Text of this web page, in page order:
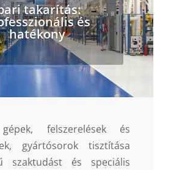
takarítás:
és
hatékony
felszerelések és
gyártósorok tisztítása
szaktudást és speciális